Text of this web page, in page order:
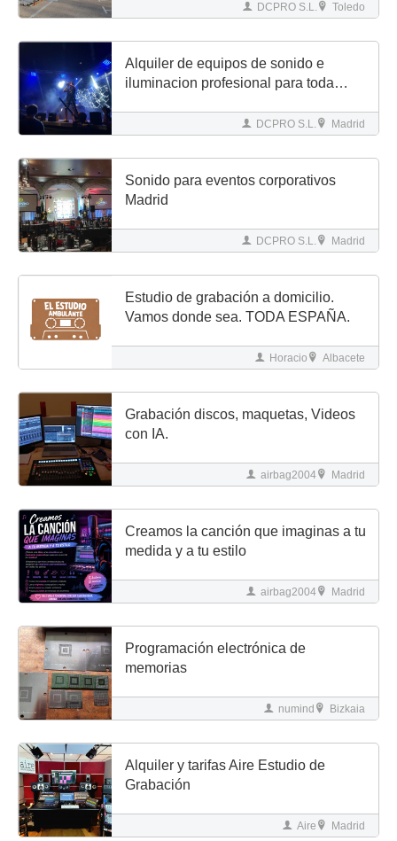
DCPRO S.L. Toledo
Alquiler de equipos de sonido e
iluminacion profesional para toda
DCPRO S.L. Madrid
Sonido para eventos corporativos
Madrid
DCPRO S.L. Madrid
Estudio de grabación a domicilio.
Vamos donde sea. TODA ESPAÑA.
Horacio Albacete
Grabación discos, maquetas, Videos
con IA.
airbag2004 Madrid
Creamos la canción que imaginas a tu
medida y a tu estilo
airbag2004 Madrid
Programación electrónica de
memorias
numind Bizkaia
Alquiler y tarifas Aire Estudio de
Grabación
Aire Madrid